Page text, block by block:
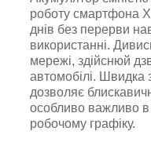
роботу смартфона
днів без перерви
використанні.
мережі, здійснюй
автомобілі. Швидка
дозволяє
особливо важливо в
робочому графіку.